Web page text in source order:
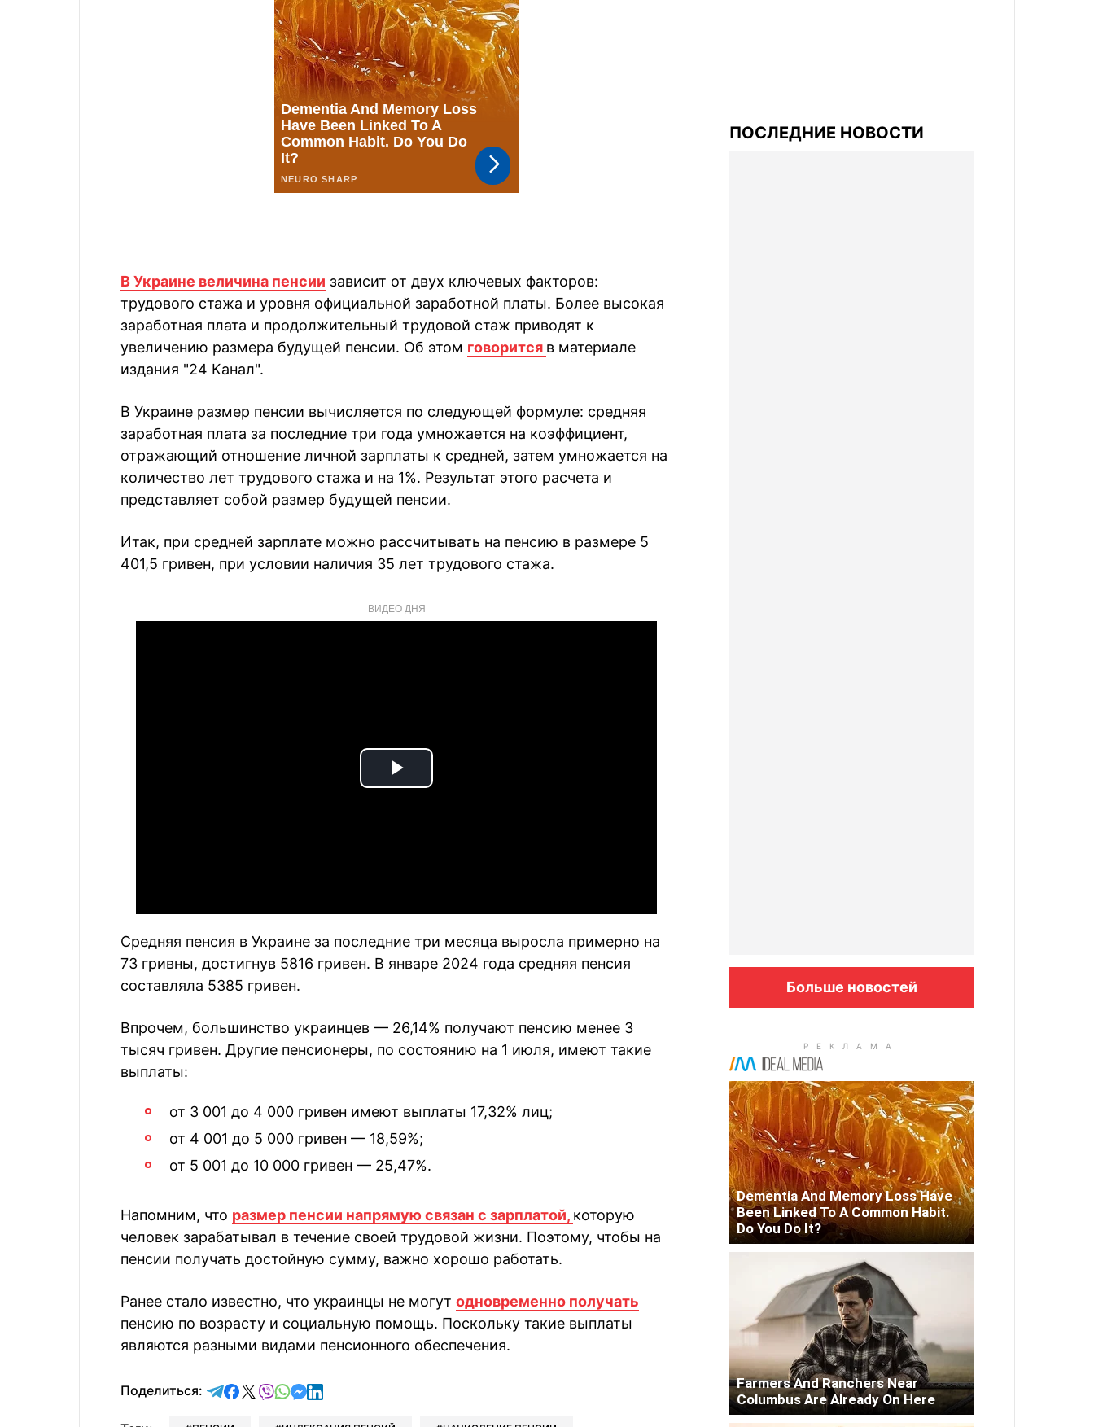
В Украине величина пенсии зависит от двух ключевых факторов:
трудового стажа и уровня официальной заработной платы. Более высокая
заработная плата и продолжительный трудовой стаж приводят к
увеличению размера будущей пенсии. Об этом говорится в материале
издания "24 Канал".
В Украине размер пенсии вычисляется по следующей формуле: средняя
заработная плата за последние три года умножается на коэффициент,
отражающий отношение личной зарплаты к средней, затем умножается на
количество лет трудового стажа и на 1%. Результат этого расчета и
представляет собой размер будущей пенсии.
Итак, при средней зарплате можно рассчитывать на пенсию в размере 5
401,5 гривен, при условии наличия 35 лет трудового стажа.
ВИДЕО ДНЯ
Play
Средняя пенсия в Украине за последние три месяца выросла примерно на
73 гривны, достигнув 5816 гривен. В январе 2024 года средняя пенсия
составляла 5385 гривен.
Впрочем, большинство украинцев — 26,14% получают пенсию менее 3
тысяч гривен. Другие пенсионеры, по состоянию на 1 июля, имеют такие
выплаты:
от 3 001 до 4 000 гривен имеют выплаты 17,32% лиц;
от 4 001 до 5 000 гривен — 18,59%;
от 5 001 до 10 000 гривен — 25,47%.
Напомним, что размер пенсии напрямую связан с зарплатой, которую
человек зарабатывал в течение своей трудовой жизни. Поэтому, чтобы на
пенсии получать достойную сумму, важно хорошо работать.
Ранее стало известно, что украинцы не могут одновременно получать
пенсию по возрасту и социальную помощь. Поскольку такие выплаты
являются разными видами пенсионного обеспечения.
Поделиться: отправить в Telegram
поделиться в Facebook
поделиться в X
отправить в Viber
отправить в Whatsapp
отправить в Messenger
отправить в LinkedIn
ПОСЛЕДНИЕ НОВОСТИ
Больше новостей